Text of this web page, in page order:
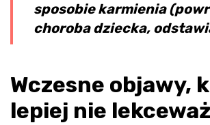
sposobie karmienia
choroba dziecka,
Wczesne objawy,
lepiej nie